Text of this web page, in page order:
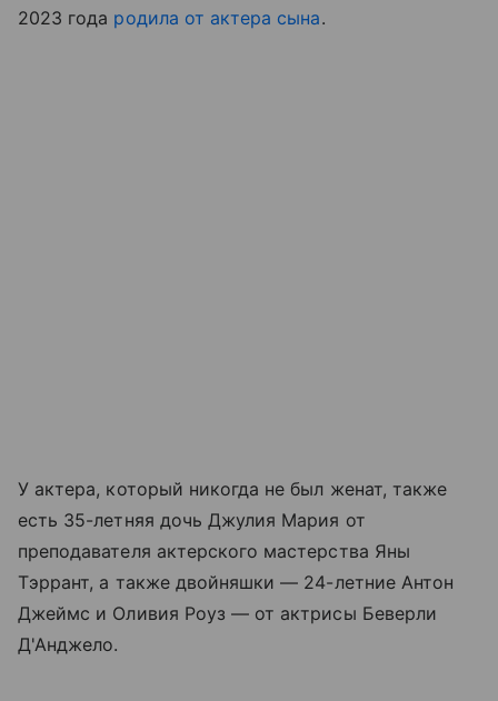
2023 года родила от актера сына.
У актера, который никогда не был женат, также
есть 35-летняя дочь Джулия Мария от
преподавателя актерского мастерства Яны
Тэррант, а также двойняшки — 24-летние Антон
Джеймс и Оливия Роуз — от актрисы Беверли
Д'Анджело.